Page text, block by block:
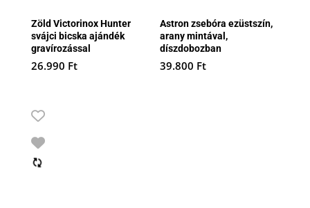
Zöld Victorinox Hunter
svájci bicska ajándék
gravírozással
26.990 Ft
Astron zsebóra ezüstszín,
arany mintával,
díszdobozban
39.800 Ft